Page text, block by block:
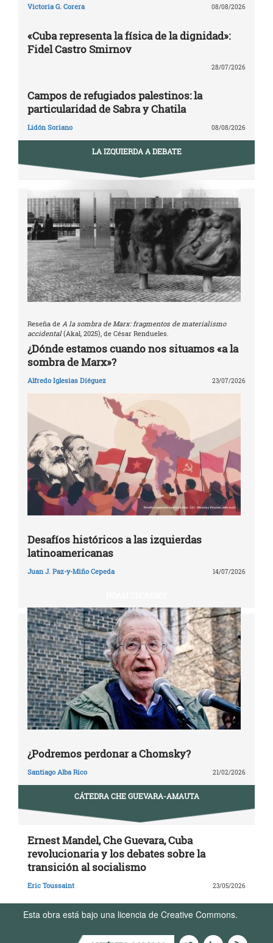
Victoria G. Corera 08/08/2026
«Cuba representa la física de la dignidad»:
Fidel Castro Smirnov
28/07/2026
Campos de refugiados palestinos: la
particularidad de Sabra y Chatila
Lidón Soriano 08/08/2026
LA IZQUIERDA A DEBATE
Reseña de A la sombra de Marx: fragmentos de materialismo
accidental(Akal, 2025), de César Rendueles.
¿Dónde estamos cuando nos situamos «a la
sombra de Marx»?
Alfredo Iglesias Diéguez 23/07/2026
Desafíos históricos a las izquierdas
latinoamericanas
Juan J. Paz-y-Miño Cepeda 14/07/2026
¿Podremos perdonar a Chomsky?
Santiago Alba Rico 21/02/2026
CÁTEDRA CHE GUEVARA-AMAUTA
Ernest Mandel, Che Guevara, Cuba
revolucionaria y los debates sobre la
transición al socialismo
Eric Toussaint 23/05/2026
Esta obra está bajo una licencia de Creative Commons.